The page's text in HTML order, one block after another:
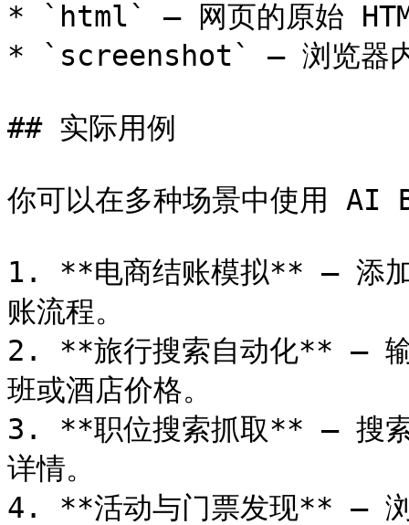
* `html` – 网页的原始
* `screenshot` – 浏览器内
## 实际用例
你可以在多种场景中使用
1. **电商结账模拟** – 添加
账流程。
2. **旅行搜索自动化** – 输
班或酒店价格。
3. **职位搜索抓取** – 搜索
详情。
4. **活动与门票发现** – 浏